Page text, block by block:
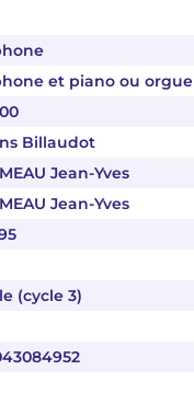
et piano ou orgue
Billaudot
Jean-Yves
Jean-Yves
(cycle 3)